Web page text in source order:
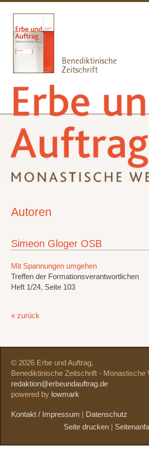
Autoren
Simeon Gloger OSB
Mit Spannungen umgehen
Treffen der Formationsverantwortlichen
Heft 1/24, Seite 103
« zurück
© 2026 Erbe und Auftrag,
Benediktinische Zeitschrift - Monastische
redaktion@erbeundauftrag.de
powered by lowmark
Kontakt / Impressum
Datenschutz
Seite drucken